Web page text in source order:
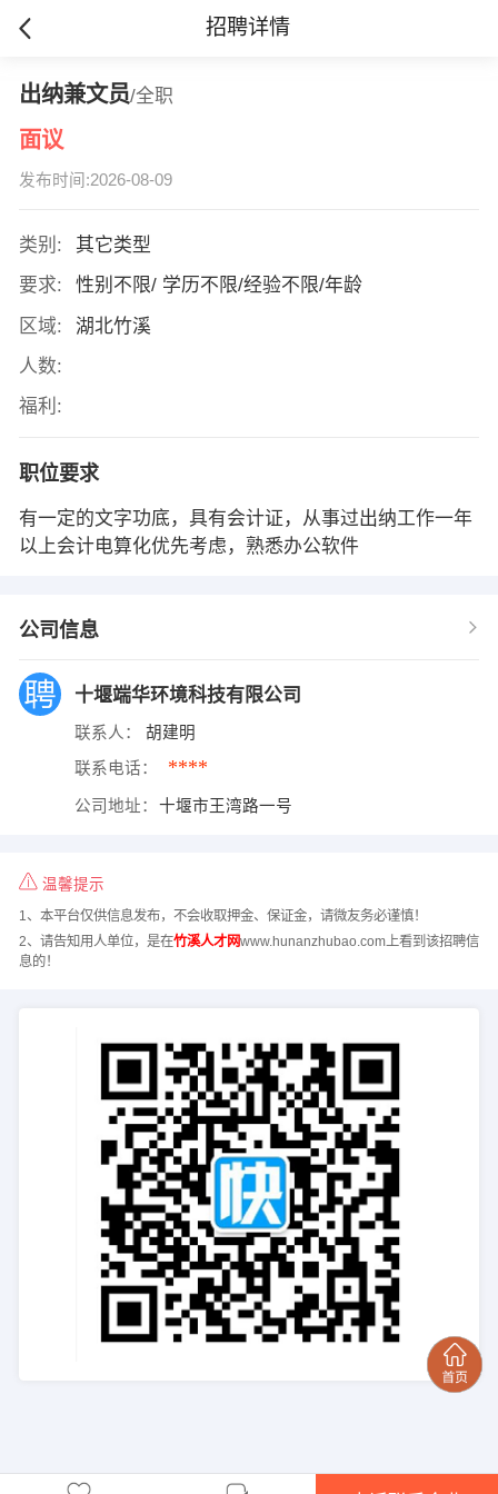
招聘详情
出纳兼文员/全职
面议
发布时间:2026-08-09
类别:
其它类型
要求:
性别不限/ 学历不限/经验不限/年龄
区域:
湖北竹溪
人数:
福利:
职位要求
有一定的文字功底，具有会计证，从事过出纳工作一年
以上会计电算化优先考虑，熟悉办公软件
公司信息
十堰端华环境科技有限公司
联系人： 胡建明
联系电话： ****
公司地址： 十堰市王湾路一号
温馨提示
1、本平台仅供信息发布，不会收取押金、保证金，请微友务必谨慎！
2、请告知用人单位，是在竹溪人才网www.hunanzhubao.com上看到该招聘信
息的！